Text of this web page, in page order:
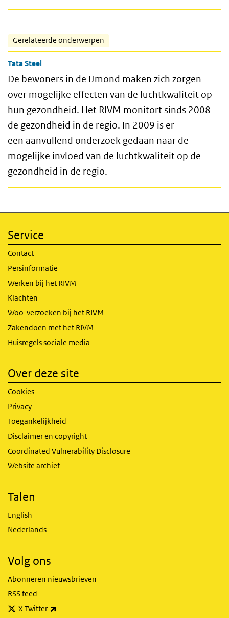
Gerelateerde onderwerpen
Tata Steel
De bewoners in de IJmond maken zich zorgen
over mogelijke effecten van de luchtkwaliteit op
hun gezondheid. Het RIVM monitort sinds 2008
de gezondheid in de regio. In 2009 is er
een aanvullend onderzoek gedaan naar de
mogelijke invloed van de luchtkwaliteit op de
gezondheid in de regio.
Service
Contact
Persinformatie
Werken bij het RIVM
Klachten
Woo-verzoeken bij het RIVM
Zakendoen met het RIVM
Huisregels sociale media
Over deze site
Cookies
Privacy
Toegankelijkheid
Disclaimer en copyright
Coordinated Vulnerability Disclosure
Website archief
Talen
English
Nederlands
Volg ons
Abonneren nieuwsbrieven
RSS feed
X Twitter